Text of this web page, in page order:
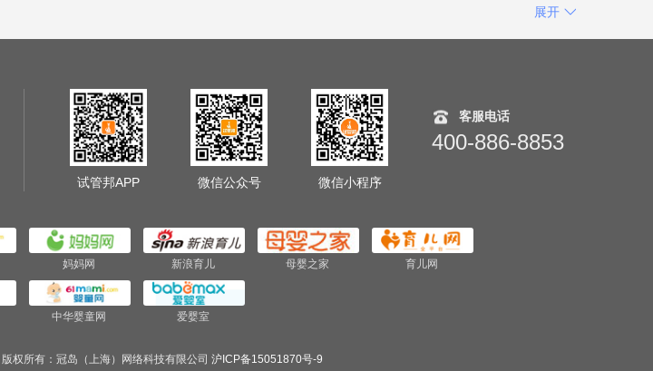
展开
试管邦APP 微信公众号 微信小程序
客服电话
400-886-8853
妈妈网 新浪育儿 母婴之家 育儿网
中华婴童网 爱婴室
版权所有：冠岛（上海）网络科技有限公司 沪ICP备15051870号-9